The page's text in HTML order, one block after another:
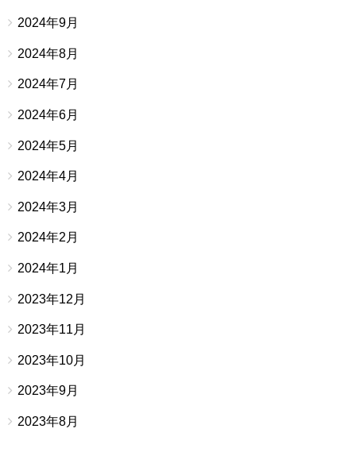
2024年9月
2024年8月
2024年7月
2024年6月
2024年5月
2024年4月
2024年3月
2024年2月
2024年1月
2023年12月
2023年11月
2023年10月
2023年9月
2023年8月